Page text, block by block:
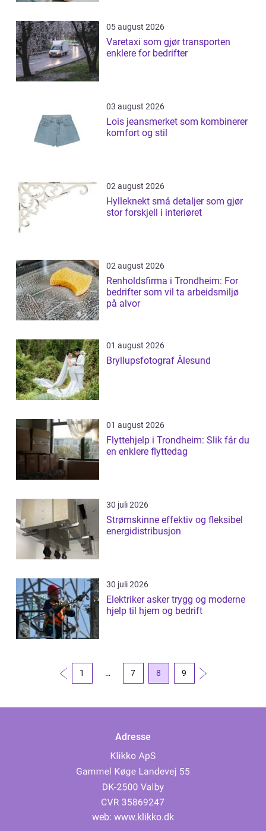
05 august 2026
Varetaxi som gjør transporten
enklere for bedrifter
03 august 2026
Lois jeansmerket som kombinerer
komfort og stil
02 august 2026
Hylleknekt små detaljer som gjør
stor forskjell i interiøret
02 august 2026
Renholdsfirma i Trondheim: For
bedrifter som vil ta arbeidsmiljø
på alvor
01 august 2026
Bryllupsfotograf Ålesund
01 august 2026
Flyttehjelp i Trondheim: Slik får du
en enklere flyttedag
30 juli 2026
Strømskinne effektiv og fleksibel
energidistribusjon
30 juli 2026
Elektriker asker trygg og moderne
hjelp til hjem og bedrift
1 … 7 8 9
Adresse
web: www.klikko.dk